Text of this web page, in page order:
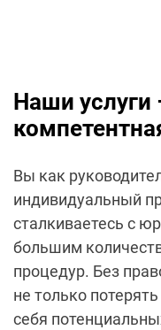
Наши услуги
Вы как
индивидуальный
сталкиваетесь с
большим
процедур. Без
не только
себя